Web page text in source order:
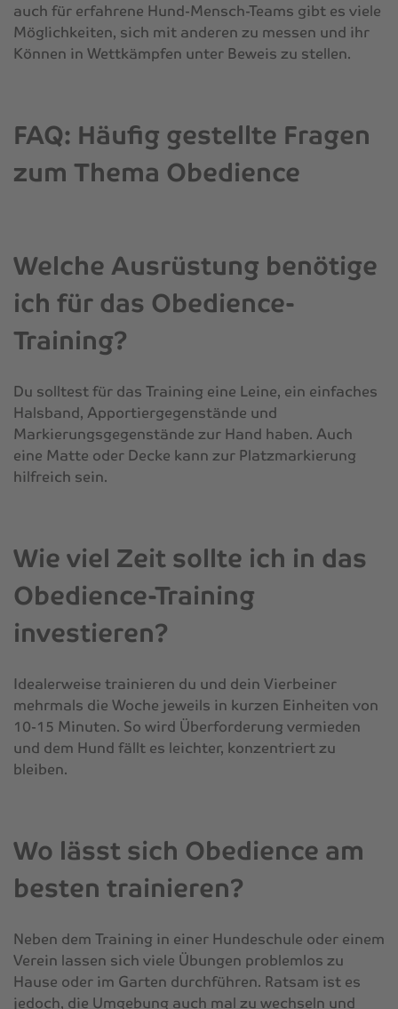
auch für erfahrene Hund-Mensch-Teams gibt es viele
Möglichkeiten, sich mit anderen zu messen und ihr
Können in Wettkämpfen unter Beweis zu stellen.
FAQ: Häufig gestellte Fragen
zum Thema Obedience
Welche Ausrüstung benötige
ich für das Obedience-
Training?
Du solltest für das Training eine Leine, ein einfaches
Halsband, Apportiergegenstände und
Markierungsgegenstände zur Hand haben. Auch
eine Matte oder Decke kann zur Platzmarkierung
hilfreich sein.
Wie viel Zeit sollte ich in das
Obedience-Training
investieren?
Idealerweise trainieren du und dein Vierbeiner
mehrmals die Woche jeweils in kurzen Einheiten von
10-15 Minuten. So wird Überforderung vermieden
und dem Hund fällt es leichter, konzentriert zu
bleiben.
Wo lässt sich Obedience am
besten trainieren?
Neben dem Training in einer Hundeschule oder einem
Verein lassen sich viele Übungen problemlos zu
Hause oder im Garten durchführen. Ratsam ist es
jedoch, die Umgebung auch mal zu wechseln und